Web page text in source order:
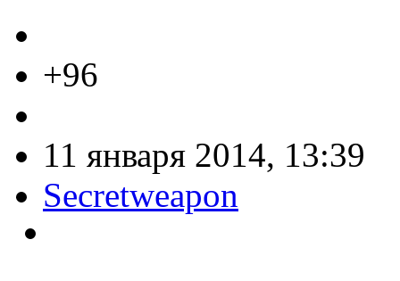
+96
11 января 2014, 13:39
Secretweapon